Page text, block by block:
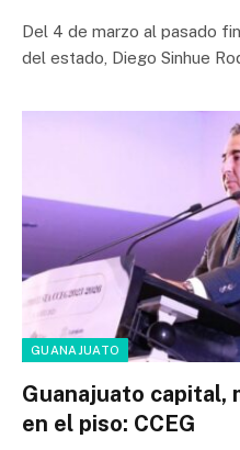
Del 4 de marzo al pasado
del estado, Diego Sinhue
GUANAJUATO
Guanajuato capital,
en el piso: CCEG